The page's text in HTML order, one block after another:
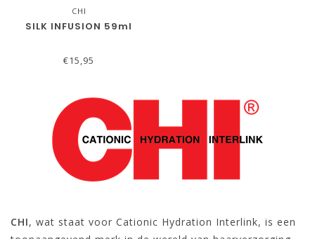
CHI
SILK INFUSION 59ml
€15,95
CHI, wat staat voor Cationic Hydration Interlink, is een